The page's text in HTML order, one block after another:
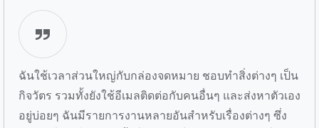
ฉันใช้เวลาส่วนใหญ่กับกล่องจดหมาย ชอบทำสิ่งต่างๆ เป็น
กิจวัตร รวมทั้งยังใช้อีเมลติดต่อกับคนอื่นๆ และส่งหาตัวเอง
อยู่บ่อยๆ ฉันมีรายการงานหลายอันสำหรับเรื่องต่างๆ ซึ่ง